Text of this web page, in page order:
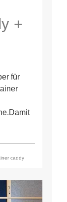
+
für
hohe
caddy